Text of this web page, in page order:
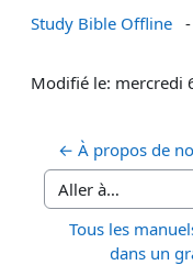
Study Bible Offline
Modifié le: mercredi
← À propos de
Aller à…
Tous les
dans un